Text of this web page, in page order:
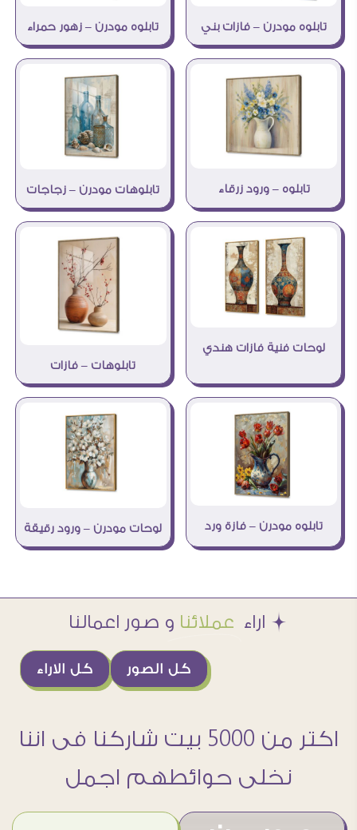
تابلوه مودرن – فازات بني تابلوه مودرن – زهور حمراء
تابلوه – ورود زرقاء تابلوهات مودرن – زجاجات
لوحات فنية فازات هندي
تابلوهات – فازات
تابلوه مودرن – فازة ورد لوحات مودرن – ورود رقيقة
Æ اراء عملائنا و صور اعمالنا
كل الاراء كل الصور
اكتر من 5000 بيت شاركنا فى اننا
نخلى حوائطهم اجمل